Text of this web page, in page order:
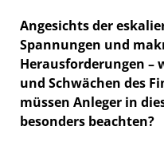
Angesichts der
Spannungen und
Herausforderungen –
und Schwächen des
müssen Anleger in
besonders beachten?